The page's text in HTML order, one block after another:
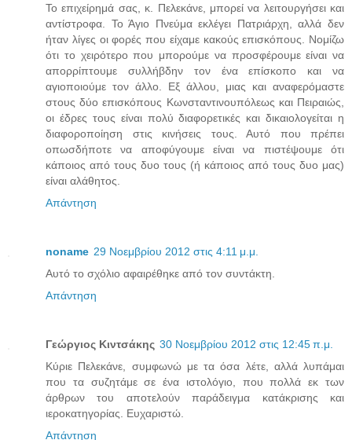
Το επιχείρημά σας, κ. Πελεκάνε, μπορεί να λειτουργήσει και
αντίστροφα. Το Άγιο Πνεύμα εκλέγει Πατριάρχη, αλλά δεν
ήταν λίγες οι φορές που είχαμε κακούς επισκόπους. Νομίζω
ότι το χειρότερο που μπορούμε να προσφέρουμε είναι να
απορρίπτουμε συλλήβδην τον ένα επίσκοπο και να
αγιοποιούμε τον άλλο. Εξ άλλου, μιας και αναφερόμαστε
στους δύο επισκόπους Κωνσταντινουπόλεως και Πειραιώς,
οι έδρες τους είναι πολύ διαφορετικές και δικαιολογείται η
διαφοροποίηση στις κινήσεις τους. Αυτό που πρέπει
οπωσδήποτε να αποφύγουμε είναι να πιστέψουμε ότι
κάποιος από τους δυο τους (ή κάποιος από τους δυο μας)
είναι αλάθητος.
Απάντηση
noname 29 Νοεμβρίου 2012 στις 4:11 μ.μ.
Αυτό το σχόλιο αφαιρέθηκε από τον συντάκτη.
Απάντηση
Γεώργιος Κιντσάκης 30 Νοεμβρίου 2012 στις 12:45 π.μ.
Κύριε Πελεκάνε, συμφωνώ με τα όσα λέτε, αλλά λυπάμαι
που τα συζητάμε σε ένα ιστολόγιο, που πολλά εκ των
άρθρων του αποτελούν παράδειγμα κατάκρισης και
ιεροκατηγορίας. Ευχαριστώ.
Απάντηση